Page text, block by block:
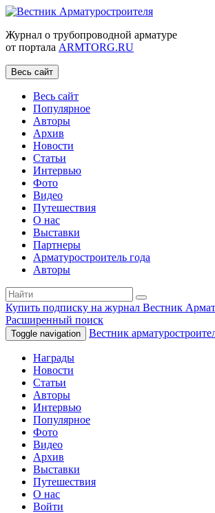
Журнал о трубопроводной арматуре
от портала ARMTORG.RU
Весь сайт
Весь сайт
Популярное
Авторы
Архив
Новости
Статьи
Интервью
Фото
Видео
Путешествия
О нас
Выставки
Партнеры
Арматуростроитель года
Авторы
Купить подписку на журнал Вестник
Расширенный поиск
Toggle navigation Вестник
Награды
Новости
Статьи
Авторы
Интервью
Популярное
Фото
Видео
Архив
Выставки
Путешествия
О нас
Войти